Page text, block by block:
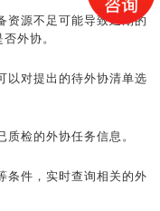
源不足可能导致延期的
外协。
对提出的待外协清单选
检的外协任务信息。
件，实时查询相关的外